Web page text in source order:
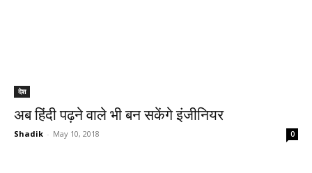
देश
अब हिंदी पढ़ने वाले भी बन सकेंगे इंजीनियर
Shadik - May 10, 2018 0